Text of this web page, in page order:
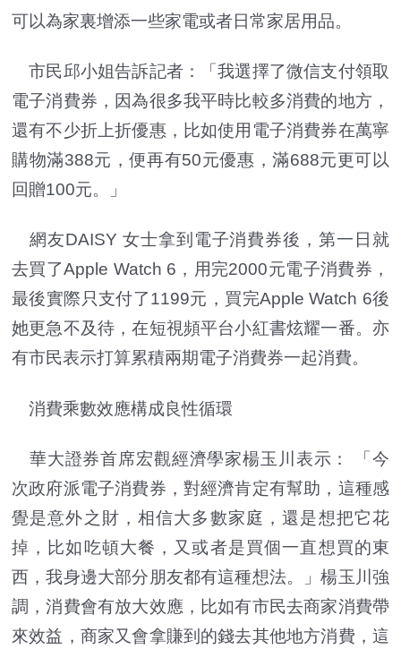
可以為家裏增添一些家電或者日常家居用品。
市民邱小姐告訴記者：「我選擇了微信支付領取
電子消費券，因為很多我平時比較多消費的地方，
還有不少折上折優惠，比如使用電子消費券在萬寧
購物滿388元，便再有50元優惠，滿688元更可以
回贈100元。」
網友DAISY 女士拿到電子消費券後，第一日就
去買了Apple Watch 6，用完2000元電子消費券，
最後實際只支付了1199元，買完Apple Watch 6後
她更急不及待，在短視頻平台小紅書炫耀一番。亦
有市民表示打算累積兩期電子消費券一起消費。
消費乘數效應構成良性循環
華大證券首席宏觀經濟學家楊玉川表示： 「今
次政府派電子消費券，對經濟肯定有幫助，這種感
覺是意外之財，相信大多數家庭，還是想把它花
掉，比如吃頓大餐，又或者是買個一直想買的東
西，我身邊大部分朋友都有這種想法。」楊玉川強
調，消費會有放大效應，比如有市民去商家消費帶
來效益，商家又會拿賺到的錢去其他地方消費，這